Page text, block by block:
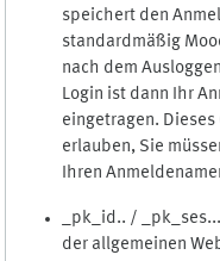
speichert den
standardmäßig
nach dem
Login ist dann Ihr
eingetragen.
erlauben, Sie
Ihren
_pk_id.. /
der allgemeinen